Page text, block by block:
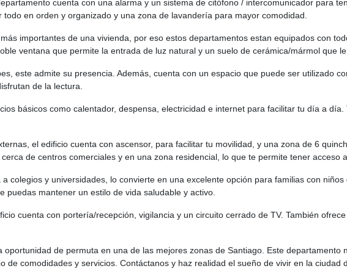
cuenta con una alarma y un sistema de citófono / intercomunicador para
en orden y organizado y una zona de lavandería para mayor comodidad.
importantes de una vivienda, por eso estos departamentos estan equipados con
ventana que permite la entrada de luz natural y un suelo de cerámica/mármol que
este admite su presencia. Además, cuenta con un espacio que puede ser utilizado
de la lectura.
básicos como calentador, despensa, electricidad e internet para facilitar tu día a
el edificio cuenta con ascensor, para facilitar tu movilidad, y una zona de 6
de centros comerciales y en una zona residencial, lo que te permite tener acceso
colegios y universidades, lo convierte en una excelente opción para familias con
puedas mantener un estilo de vida saludable y activo.
cuenta con portería/recepción, vigilancia y un circuito cerrado de TV. También
oportunidad de permuta en una de las mejores zonas de Santiago. Este departamento
de comodidades y servicios. Contáctanos y haz realidad el sueño de vivir en la ciudad